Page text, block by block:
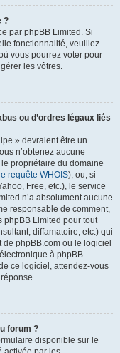
?
par phpBB Limited. Si
fonctionnalité, veuillez
vous pourrez voter pour
les vôtres.
ou d’ordres légaux liés
» devraient être un
n’obtenez aucune
propriétaire du domaine
requête WHOIS), ou, si
Free, etc.), le service
n’a absolument aucune
responsable de comment,
phpBB Limited pour tout
diffamatoire, etc.) qui
phpBB.com ou le logiciel
à phpBB
ce logiciel, attendez-vous
forum ?
disponible sur le